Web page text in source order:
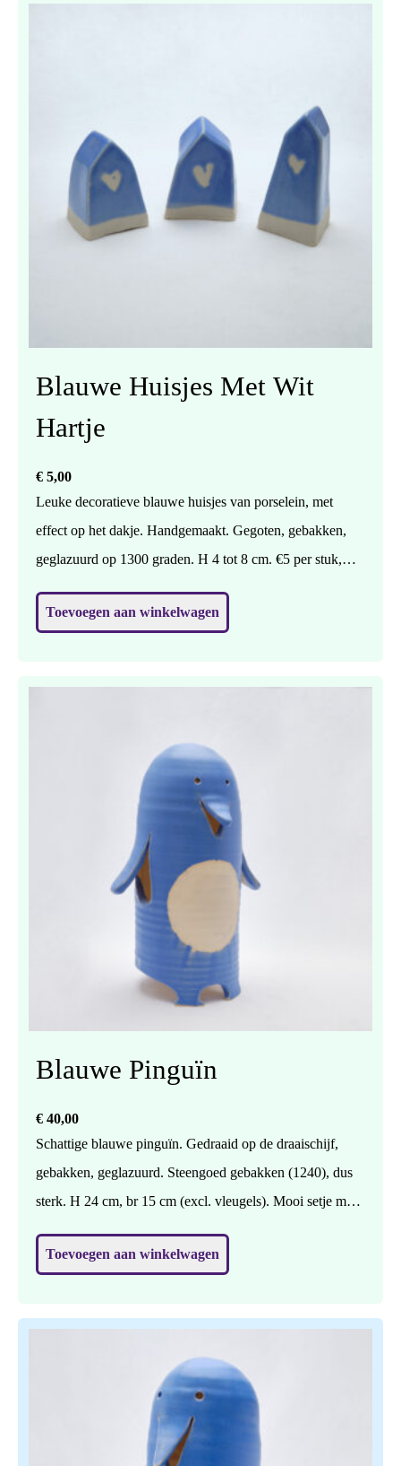
Blauwe Huisjes Met Wit
Hartje
€ 5,00
Leuke decoratieve blauwe huisjes van porselein, met
effect op het dakje. Handgemaakt. Gegoten, gebakken,
geglazuurd op 1300 graden. H 4 tot 8 cm. €5 per stuk,
Toevoegen aan winkelwagen
Blauwe Pinguïn
€ 40,00
Schattige blauwe pinguïn. Gedraaid op de draaischijf,
gebakken, geglazuurd. Steengoed gebakken (1240), dus
sterk. H 24 cm, br 15 cm (excl. vleugels). Mooi setje met
Toevoegen aan winkelwagen